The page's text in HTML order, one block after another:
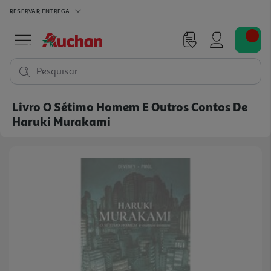
RESERVAR ENTREGA
Pesquisar
Livro O Sétimo Homem E Outros Contos De
Haruki Murakami